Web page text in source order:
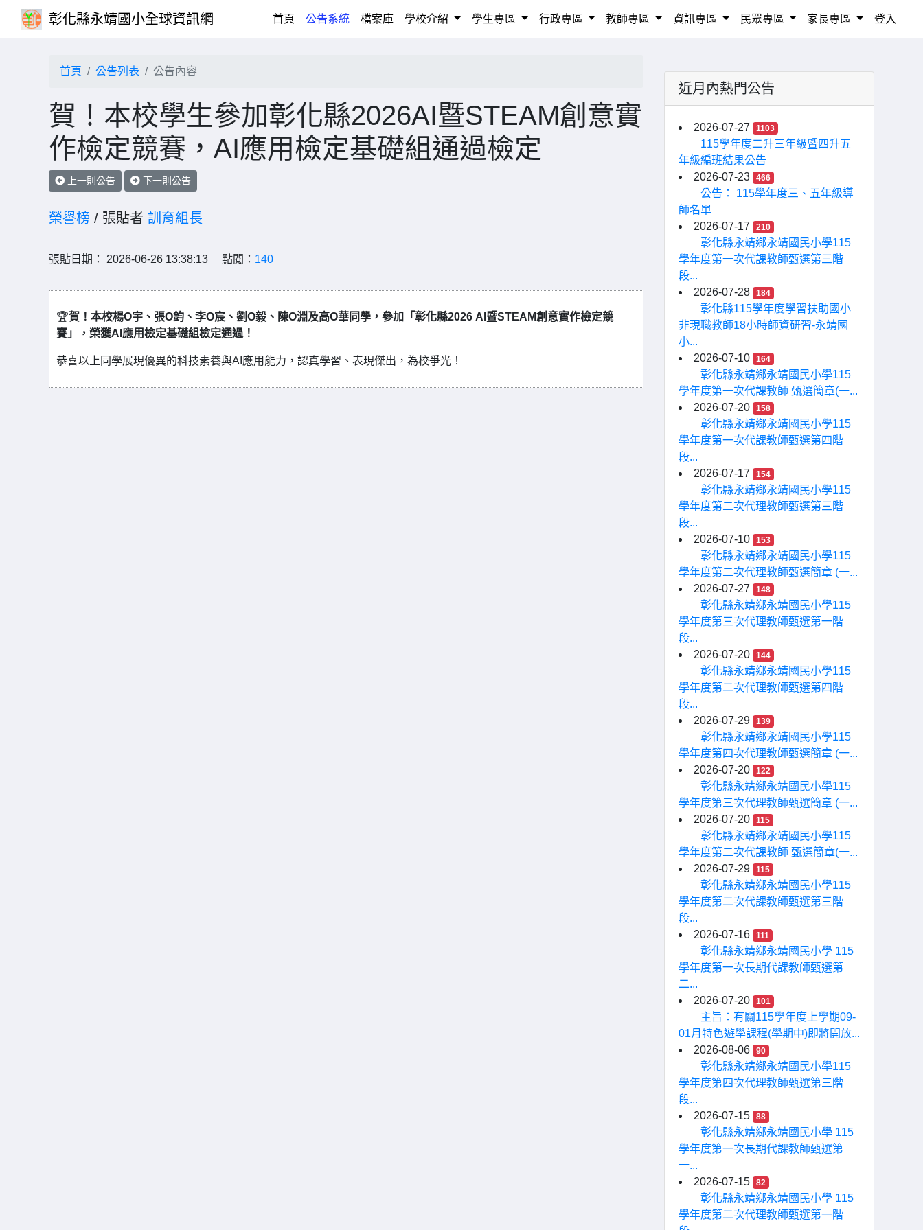
彰化縣永靖國小全球資訊網 首頁 (current)
公告系統 檔案庫 學校介紹 學生專區 行政專區 教師專區 資訊專區 民眾專區 家長專區 登入
首頁 公告列表 公告內容
賀！本校學生參加彰化縣2026AI暨STEAM創意實
作檢定競賽，AI應用檢定基礎組通過檢定
上一則公告 下一則公告
榮譽榜 / 張貼者 訓育組長
張貼日期： 2026-06-26 13:38:13 點閱： 140
🏆賀！本校楊O宇、張O鈞、李O宸、劉O毅、陳O淵及高O華同學，參加「彰化縣2026 AI暨STEAM創意實作檢定競
賽」，榮獲AI應用檢定基礎組檢定通過！
恭喜以上同學展現優異的科技素養與AI應用能力，認真學習、表現傑出，為校爭光！
近月內熱門公告
2026-07-27 1103
115學年度二升三年級暨四升五
年級編班結果公告
2026-07-23
466
公告： 115學年度三、五年級導
師名單
2026-07-17
210
彰化縣永靖鄉永靖國民小學115
學年度第一次代課教師甄選第三階
段...
2026-07-28
184
彰化縣115學年度學習扶助國小
非現職教師18小時師資研習-永靖國
小...
2026-07-10
164
彰化縣永靖鄉永靖國民小學115
學年度第一次代課教師 甄選簡章(一...
2026-07-20
158
彰化縣永靖鄉永靖國民小學115
學年度第一次代課教師甄選第四階
段...
2026-07-17
154
彰化縣永靖鄉永靖國民小學115
學年度第二次代理教師甄選第三階
段...
2026-07-10
153
彰化縣永靖鄉永靖國民小學115
學年度第二次代理教師甄選簡章 (一...
2026-07-27
148
彰化縣永靖鄉永靖國民小學115
學年度第三次代理教師甄選第一階
段...
2026-07-20
144
彰化縣永靖鄉永靖國民小學115
學年度第二次代理教師甄選第四階
段...
2026-07-29
139
彰化縣永靖鄉永靖國民小學115
學年度第四次代理教師甄選簡章 (一...
2026-07-20
122
彰化縣永靖鄉永靖國民小學115
學年度第三次代理教師甄選簡章 (一...
2026-07-20
115
彰化縣永靖鄉永靖國民小學115
學年度第二次代課教師 甄選簡章(一...
2026-07-29
115
彰化縣永靖鄉永靖國民小學115
學年度第二次代課教師甄選第三階
段...
2026-07-16
111
彰化縣永靖鄉永靖國民小學 115
學年度第一次長期代課教師甄選第
二...
2026-07-20
101
主旨：有關115學年度上學期09-
01月特色遊學課程(學期中)即將開放...
2026-08-06
90
彰化縣永靖鄉永靖國民小學115
學年度第四次代理教師甄選第三階
段...
2026-07-15
88
彰化縣永靖鄉永靖國民小學 115
學年度第一次長期代課教師甄選第
一...
2026-07-15
82
彰化縣永靖鄉永靖國民小學 115
學年度第二次代理教師甄選第一階